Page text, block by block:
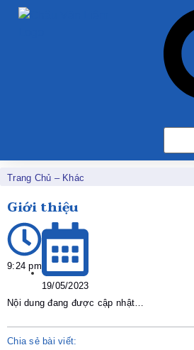
Trang Chủ – Khác
Giới thiệu
9:24 pm
19/05/2023
Nội dung đang được cập nhật…
Chia sẻ bài viết: